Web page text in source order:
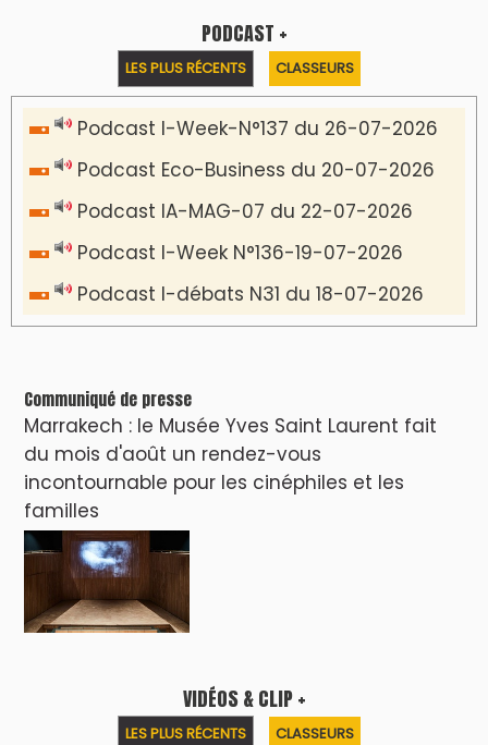
PODCAST +
LES PLUS RÉCENTS CLASSEURS
Podcast I-Week-N°137 du 26-07-2026
Podcast Eco-Business du 20-07-2026
Podcast IA-MAG-07 du 22-07-2026
Podcast I-Week N°136-19-07-2026
Podcast I-débats N31 du 18-07-2026
Communiqué de presse
Marrakech : le Musée Yves Saint Laurent fait
du mois d'août un rendez-vous
incontournable pour les cinéphiles et les
familles
VIDÉOS & CLIP +
LES PLUS RÉCENTS CLASSEURS